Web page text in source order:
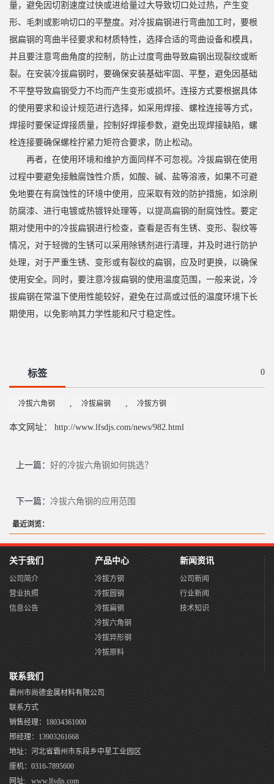
量，避免因切割速度过快或进给量过大导致切口处过热，产生变
形、毛刺或影响切口的平整度。对冷拔扁钢进行弯曲加工时，要根
据扁钢的弯曲半径要求和材质特性，选择合适的弯曲设备和模具，
并且要注意弯曲角度的控制，防止过度弯曲导致扁钢出现裂纹或断
裂。在安装冷拔扁钢时，要确保安装基础牢固、平整，避免因基础
不平整导致扁钢受力不均而产生变形或损坏。连接方式要根据具体
的使用要求和设计规范进行选择，如采用焊接、螺栓连接等方式，
焊接时要保证焊接质量，控制好焊接参数，避免出现焊接缺陷，螺
栓连接要确保螺栓拧紧力矩符合要求，防止松动。
再者，在使用环境和维护方面同样不可忽视。冷拔扁钢在使用
过程中要避免接触腐蚀性介质，如酸、碱、盐等溶液，如果不可避
免地要在有腐蚀性的环境中使用，应采取有效的防护措施，如涂刷
防腐漆、进行电镀或热镀锌处理等，以提高扁钢的耐腐蚀性。要定
期对使用中的冷拔扁钢进行检查，查看是否有生锈、变形、裂纹等
情况，对于轻微的生锈可以采用除锈剂进行清理，并及时进行防护
处理，对于严重生锈、变形或有裂纹的扁钢，应及时更换，以确保
使用安全。同时，要注意冷拔扁钢的使用温度范围，一般来说，冷
拔扁钢在常温下使用性能较好，避免在过高或过低的温度环境下长
期使用，以免影响其力学性能和尺寸稳定性。
标签 0
冷拔六角钢 , 冷拔扁钢 , 冷拔方钢
本文网址： http://www.lfsdjs.com/news/982.html
上一篇： 好的冷拔六角钢如何挑选？
下一篇： 冷拔六角钢的应用范围
最近浏览：
关于我们
公司简介
营业执照
信息公告
产品中心
冷拔方钢
冷拔圆钢
冷拔扁钢
冷拔六角钢
冷拔异形钢
冷拔原料
新闻资讯
公司新闻
行业新闻
技术知识
联系我们
霸州市尚德金属材料有限公司
联系方式
销售经理：18034361000
邢经理：13903261668
地址：河北省霸州市东段乡中星工业园区
座机：0316-7895600
网址: www.lfsdjs.com